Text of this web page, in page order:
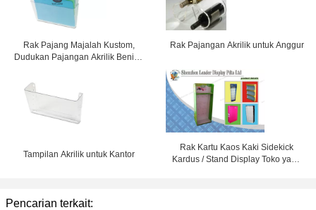
Rak Pajang Majalah Kustom,
Dudukan Pajangan Akrilik Bening
Rak Pajangan Akrilik untuk Anggur
Tampilan Akrilik untuk Kantor
Rak Kartu Kaos Kaki Sidekick
Kardus / Stand Display Toko yang
Pencarian terkait: